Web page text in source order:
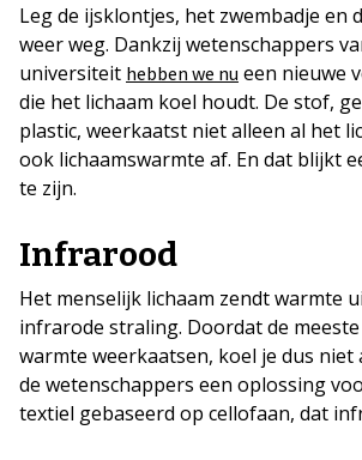
Leg de ijsklontjes, het zwembadje en
weer weg. Dankzij wetenschappers
universiteit hebben we nu een nieuwe
die het lichaam koel houdt. De stof,
plastic, weerkaatst niet alleen al het
ook lichaamswarmte af. En dat blijkt
te zijn.
Infrarood
Het menselijk lichaam zendt warmte
infrarode straling. Doordat de
warmte weerkaatsen, koel je dus niet
de wetenschappers een oplossing
textiel gebaseerd op cellofaan, dat